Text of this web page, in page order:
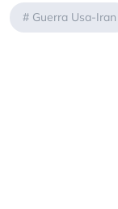
# Guerra Usa-Iran